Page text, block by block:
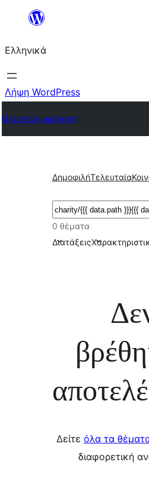
Μετάβαση
περιεχόμενο
Ελληνικά
Λήψη WordPress
Θέματα εμφάνισης
ΔημοφιλήΤελευταία
Αναζήτηση
0 θέματα
Διατάξεις
Δείτε όλα τα
διαφορετική